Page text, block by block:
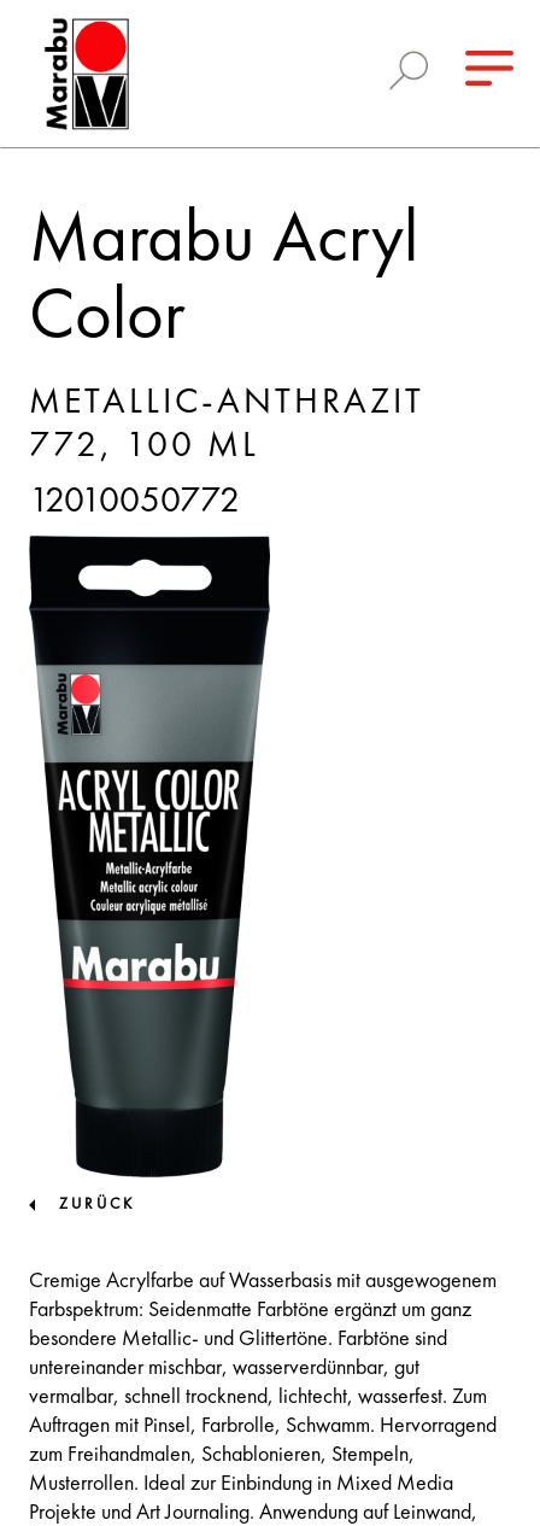
Marabu Acryl
Color
METALLIC-ANTHRAZIT
772, 100 ML
12010050772
ZURÜCK
Cremige Acrylfarbe auf Wasserbasis mit ausgewogenem
Farbspektrum: Seidenmatte Farbtöne ergänzt um ganz
besondere Metallic- und Glittertöne. Farbtöne sind
untereinander mischbar, wasserverdünnbar, gut
vermalbar, schnell trocknend, lichtecht, wasserfest. Zum
Auftragen mit Pinsel, Farbrolle, Schwamm. Hervorragend
zum Freihandmalen, Schablonieren, Stempeln,
Musterrollen. Ideal zur Einbindung in Mixed Media
Projekte und Art Journaling. Anwendung auf Leinwand,